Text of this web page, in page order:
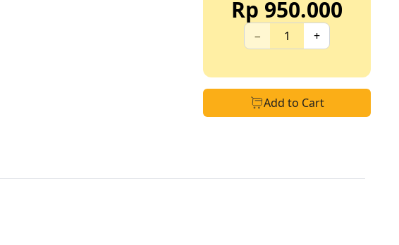
Rp 950.000
− +
Add to Cart